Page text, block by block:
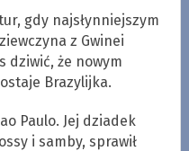
gdy najsłynniejszym
z Gwinei
dziwić, że nowym
Brazylijka.
Paulo. Jej dziadek
i samby, sprawił